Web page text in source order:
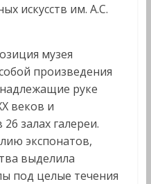
искусств им. А.С.
музея
произведения
руке
веков и
залах галереи.
экспонатов,
выделила
под целые течения